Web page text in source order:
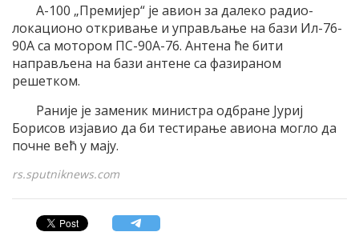
А-100 „Премијер“ је авион за далеко радио-
локационо откривање и управљање на бази Ил-76-
90А са мотором ПС-90А-76. Антена ће бити
направљена на бази антене са фазираном
решетком.
Раније је заменик министра одбране Јуриј
Борисов изјавио да би тестирање авиона могло да
почне већ у мају.
rs.sputniknews.com